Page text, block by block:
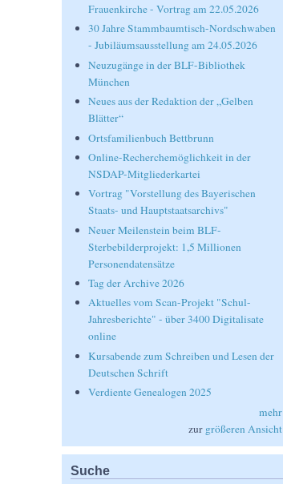
Frauenkirche - Vortrag am 22.05.2026
30 Jahre Stammbaumtisch-Nordschwaben
- Jubiläumsausstellung am 24.05.2026
Neuzugänge in der BLF-Bibliothek
München
Neues aus der Redaktion der „Gelben
Blätter“
Ortsfamilienbuch Bettbrunn
Online-Recherchemöglichkeit in der
NSDAP-Mitgliederkartei
Vortrag "Vorstellung des Bayerischen
Staats- und Hauptstaatsarchivs"
Neuer Meilenstein beim BLF-
Sterbebilderprojekt: 1,5 Millionen
Personendatensätze
Tag der Archive 2026
Aktuelles vom Scan-Projekt "Schul-
Jahresberichte" - über 3400 Digitalisate
online
Kursabende zum Schreiben und Lesen der
Deutschen Schrift
Verdiente Genealogen 2025
mehr
zur größeren Ansicht
Suche